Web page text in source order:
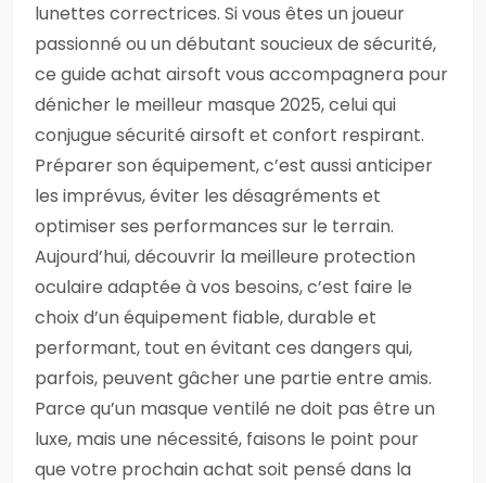
lunettes correctrices. Si vous êtes un joueur
passionné ou un débutant soucieux de sécurité,
ce guide achat airsoft vous accompagnera pour
dénicher le meilleur masque 2025, celui qui
conjugue sécurité airsoft et confort respirant.
Préparer son équipement, c’est aussi anticiper
les imprévus, éviter les désagréments et
optimiser ses performances sur le terrain.
Aujourd’hui, découvrir la meilleure protection
oculaire adaptée à vos besoins, c’est faire le
choix d’un équipement fiable, durable et
performant, tout en évitant ces dangers qui,
parfois, peuvent gâcher une partie entre amis.
Parce qu’un masque ventilé ne doit pas être un
luxe, mais une nécessité, faisons le point pour
que votre prochain achat soit pensé dans la